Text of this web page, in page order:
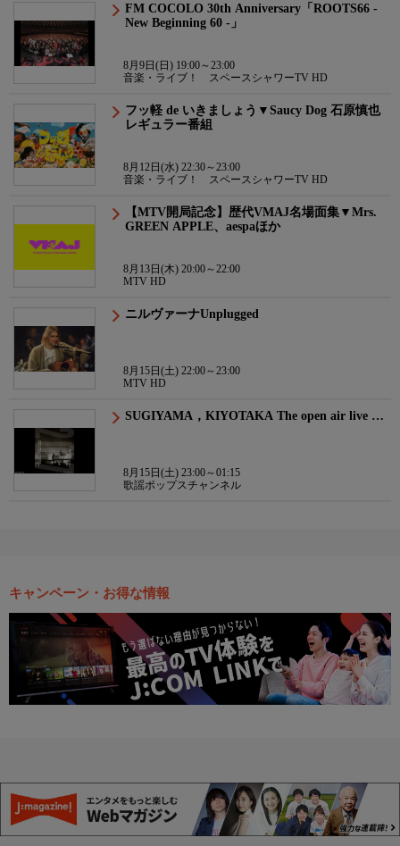
FM COCOLO 30th Anniversary「ROOTS66 -
New Beginning 60 -」
8月9日(日) 19:00～23:00
音楽・ライブ！ スペースシャワーTV HD
フッ軽 de いきましょう▼Saucy Dog 石原慎也
レギュラー番組
8月12日(水) 22:30～23:00
音楽・ライブ！ スペースシャワーTV HD
【MTV開局記念】歴代VMAJ名場面集▼Mrs.
GREEN APPLE、aespaほか
8月13日(木) 20:00～22:00
MTV HD
ニルヴァーナUnplugged
8月15日(土) 22:00～23:00
MTV HD
SUGIYAMA，KIYOTAKA The open air live …
8月15日(土) 23:00～01:15
歌謡ポップスチャンネル
キャンペーン・お得な情報